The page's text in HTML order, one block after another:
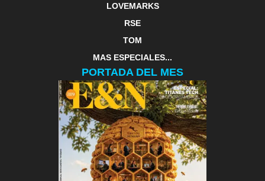
LOVEMARKS
RSE
TOM
MAS ESPECIALES...
PORTADA DEL MES